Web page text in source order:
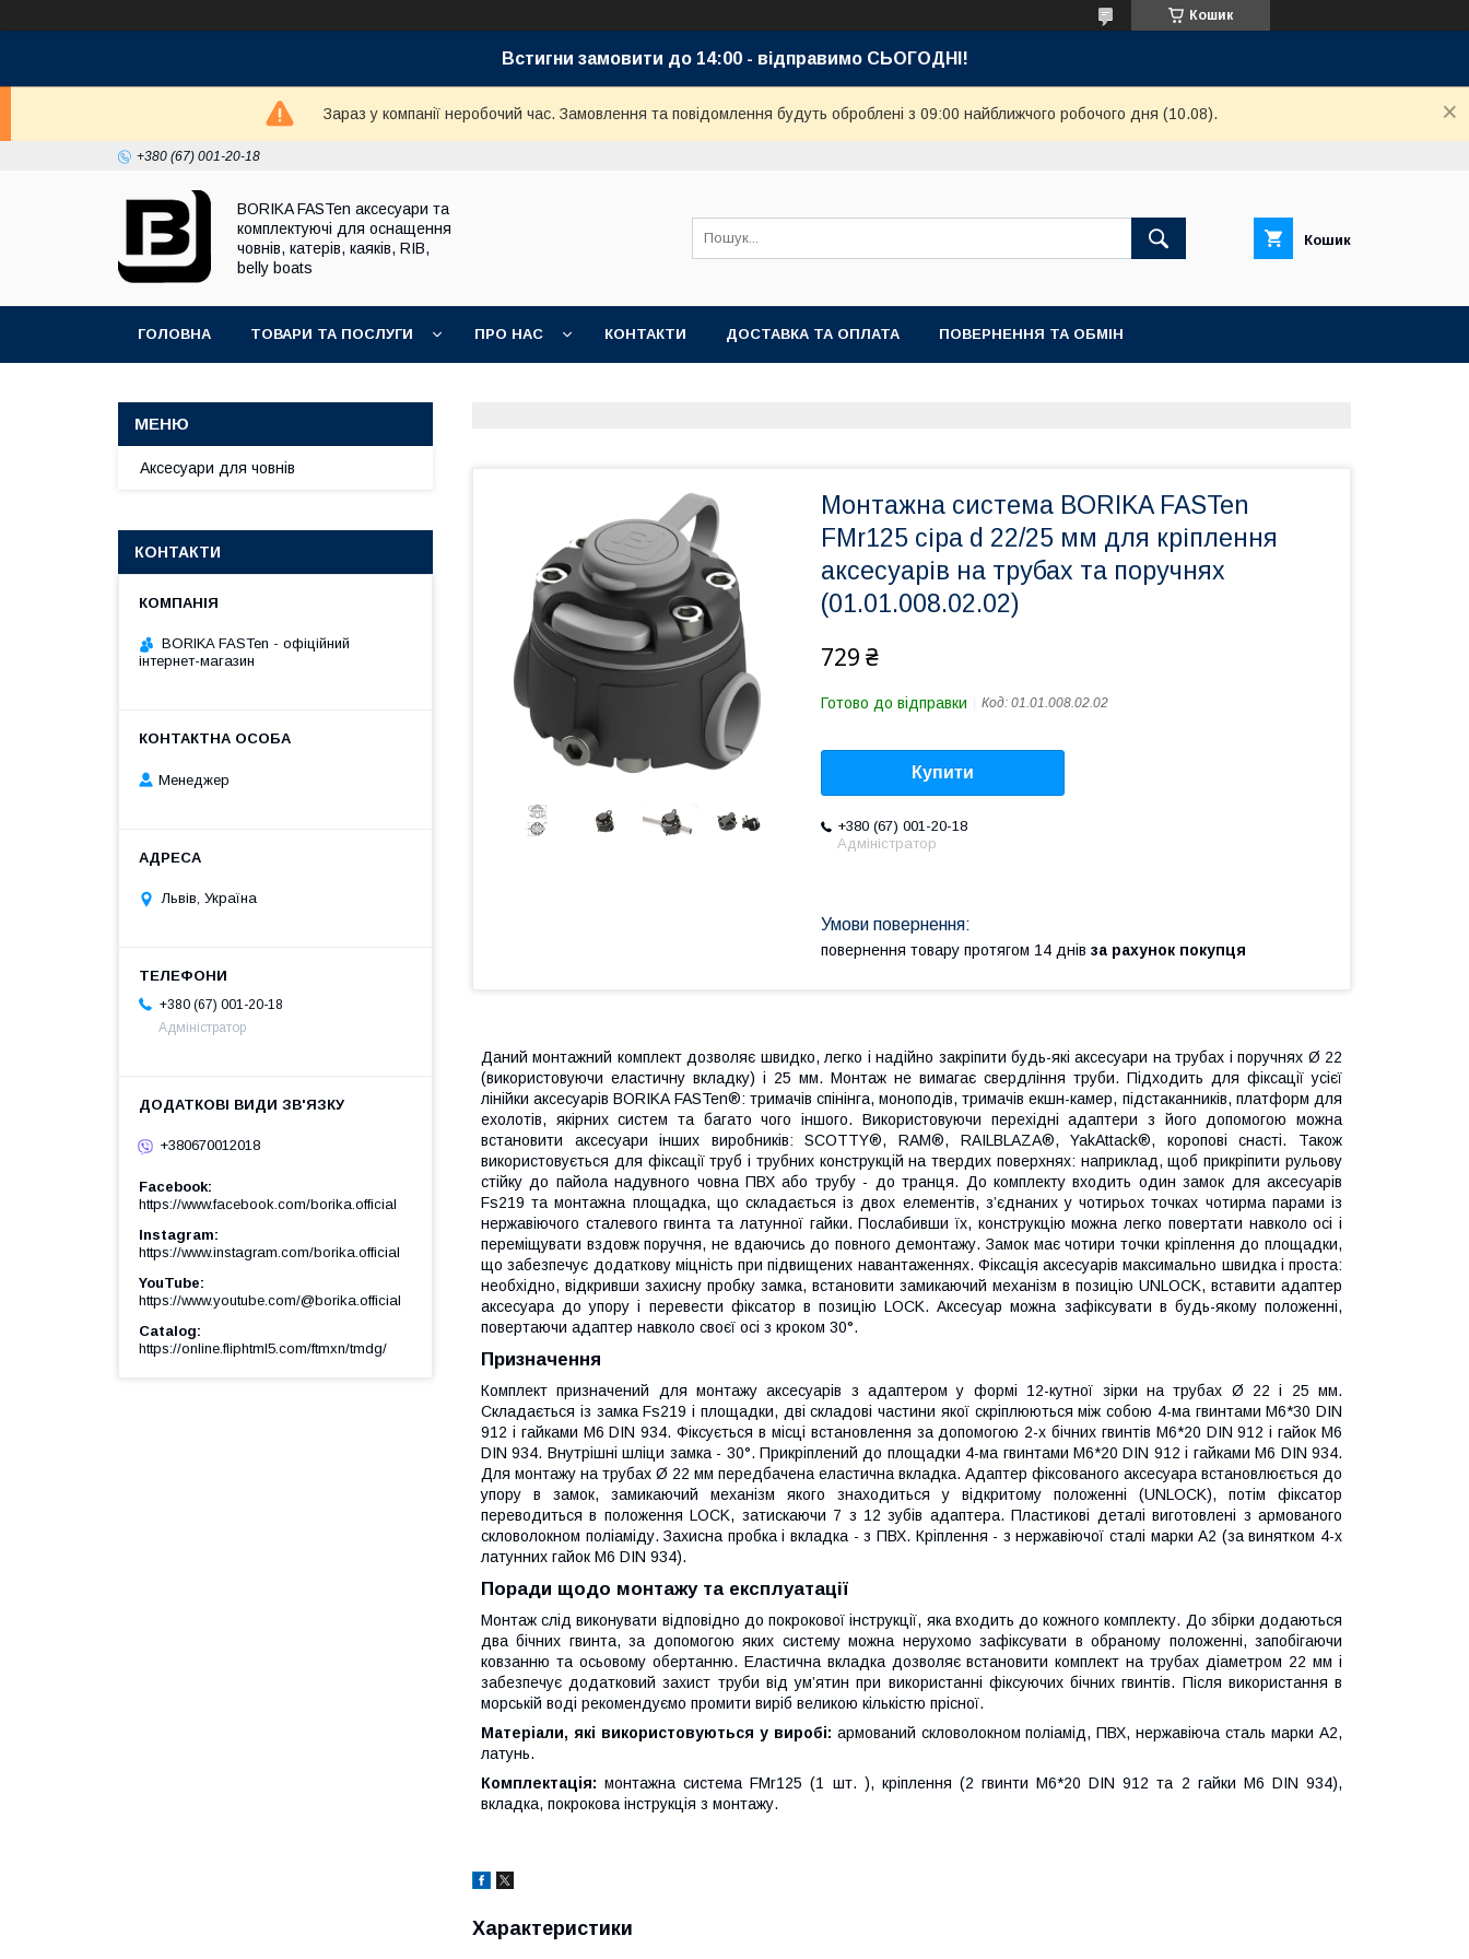
Кошик
Встигни замовити до 14:00 - відправимо СЬОГОДНІ!
Зараз у компанії неробочий час. Замовлення та повідомлення будуть оброблені з 09:00 найближчого робочого дня (10.08).
+380 (67) 001-20-18
BORIKA FASTen аксесуари та
комплектуючі для оснащення
човнів, катерів, каяків, RIB,
belly boats
Кошик
ГОЛОВНА ТОВАРИ ТА ПОСЛУГИ ПРО НАС КОНТАКТИ ДОСТАВКА ТА ОПЛАТА ПОВЕРНЕННЯ ТА ОБМІН
Монтажна система BORIKA FASTen
FMr125 сіра d 22/25 мм для кріплення
аксесуарів на трубах та поручнях
(01.01.008.02.02)
729 ₴
Готово до відправки Код: 01.01.008.02.02
Купити
+380 (67) 001-20-18
Адміністратор
повернення товару протягом 14 днів за рахунок покупця
Даний монтажний комплект дозволяє швидко, легко і надійно закріпити будь-які аксесуари на трубах і поручнях Ø 22
(використовуючи еластичну вкладку) і 25 мм. Монтаж не вимагає свердління труби. Підходить для фіксації усієї
лінійки аксесуарів BORIKA FASTen®: тримачів спінінга, моноподів, тримачів екшн-камер, підстаканників, платформ для
ехолотів, якірних систем та багато чого іншого. Використовуючи перехідні адаптери з його допомогою можна
встановити аксесуари інших виробників: SCOTTY®, RAM®, RAILBLAZA®, YakAttack®, коропові снасті. Також
використовується для фіксації труб і трубних конструкцій на твердих поверхнях: наприклад, щоб прикріпити рульову
стійку до пайола надувного човна ПВХ або трубу - до транця. До комплекту входить один замок для аксесуарів
Fs219 та монтажна площадка, що складається із двох елементів, з’єднаних у чотирьох точках чотирма парами із
нержавіючого сталевого гвинта та латунної гайки. Послабивши їх, конструкцію можна легко повертати навколо осі і
переміщувати вздовж поручня, не вдаючись до повного демонтажу. Замок має чотири точки кріплення до площадки,
що забезпечує додаткову міцність при підвищених навантаженнях. Фіксація аксесуарів максимально швидка і проста:
необхідно, відкривши захисну пробку замка, встановити замикаючий механізм в позицію UNLOCK, вставити адаптер
аксесуара до упору і перевести фіксатор в позицію LOCK. Аксесуар можна зафіксувати в будь-якому положенні,
повертаючи адаптер навколо своєї осі з кроком 30°.
Призначення
Комплект призначений для монтажу аксесуарів з адаптером у формі 12-кутної зірки на трубах Ø 22 і 25 мм.
Складається із замка Fs219 і площадки, дві складові частини якої скріплюються між собою 4-ма гвинтами M6*30 DIN
912 і гайками M6 DIN 934. Фіксується в місці встановлення за допомогою 2-х бічних гвинтів M6*20 DIN 912 і гайок M6
DIN 934. Внутрішні шліци замка - 30°. Прикріплений до площадки 4-ма гвинтами M6*20 DIN 912 і гайками M6 DIN 934.
Для монтажу на трубах Ø 22 мм передбачена еластична вкладка. Адаптер фіксованого аксесуара встановлюється до
упору в замок, замикаючий механізм якого знаходиться у відкритому положенні (UNLOCK), потім фіксатор
переводиться в положення LOCK, затискаючи 7 з 12 зубів адаптера. Пластикові деталі виготовлені з армованого
скловолокном поліаміду. Захисна пробка і вкладка - з ПВХ. Кріплення - з нержавіючої сталі марки А2 (за винятком 4-х
латунних гайок M6 DIN 934).
Поради щодо монтажу та експлуатації
Монтаж слід виконувати відповідно до покрокової інструкції, яка входить до кожного комплекту. До збірки додаються
два бічних гвинта, за допомогою яких систему можна нерухомо зафіксувати в обраному положенні, запобігаючи
ковзанню та осьовому обертанню. Еластична вкладка дозволяє встановити комплект на трубах діаметром 22 мм і
забезпечує додатковий захист труби від ум’ятин при використанні фіксуючих бічних гвинтів. Після використання в
морській воді рекомендуємо промити виріб великою кількістю прісної.
Матеріали, які використовуються у виробі: армований скловолокном поліамід, ПВХ, нержавіюча сталь марки А2,
латунь.
Комплектація:монтажна система FMr125 (1 шт. ), кріплення (2 гвинти M6*20 DIN 912 та 2 гайки M6 DIN 934),
вкладка, покрокова інструкція з монтажу.
Характеристики
Аксесуари для човнів
КОНТАКТИ
BORIKA FASTen - офіційний
інтернет-магазин
Менеджер
Львів, Україна
+380 (67) 001-20-18
Адміністратор
+380670012018
Facebook
https://www.facebook.com/borika.official
Instagram
https://www.instagram.com/borika.official
YouTube
https://www.youtube.com/@borika.official
Catalog
https://online.fliphtml5.com/ftmxn/tmdg/